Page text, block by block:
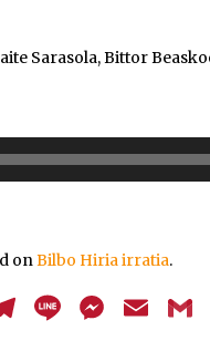
Sarasola, Bittor
onBilbo Hiria irratia.
Telegram
Line